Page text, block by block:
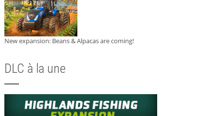
New expansion: Beans & Alpacas are coming!
DLC à la une